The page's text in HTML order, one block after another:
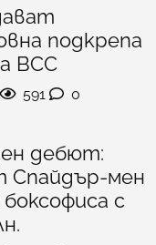
подкрепа
ВСС
591 0
дебют:
Спайдър-мен
с